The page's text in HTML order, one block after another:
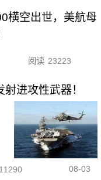
横空出世，美航母
阅读 23223
进攻性武器！
11290 08-03